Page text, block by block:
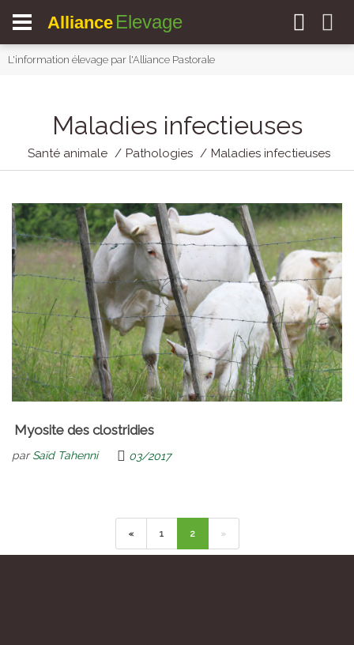
Alliance Elevage
L'information élevage par l'Alliance Pastorale
Maladies infectieuses
Santé animale Pathologies Maladies infectieuses
Myosite des clostridies
parSaïd Tahenni 03/2017
« 1 2 »